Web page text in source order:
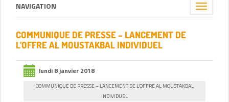
Toggle
NAVIGATION
COMMUNIQUE DE PRESSE – LANCEMENT DE
L’OFFRE AL MOUSTAKBAL INDIVIDUEL
lundi 8 janvier 2018
COMMUNIQUE DE PRESSE – LANCEMENT DE L’OFFRE AL MOUSTAKBAL
INDIVIDUEL